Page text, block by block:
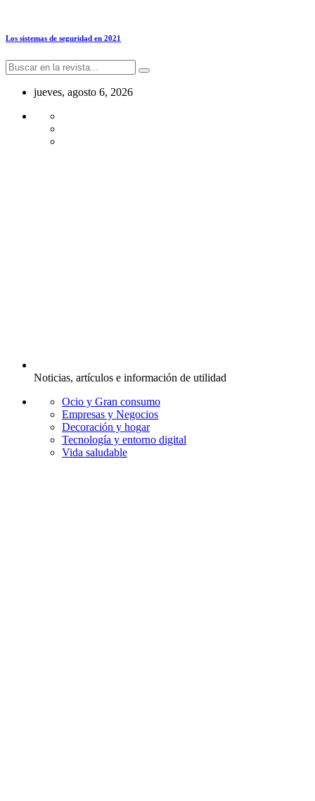
Los sistemas de seguridad en 2021
jueves, agosto 6, 2026
Noticias, artículos e información de utilidad
Ocio y Gran consumo
Empresas y Negocios
Decoración y hogar
Tecnología y entorno digital
Vida saludable